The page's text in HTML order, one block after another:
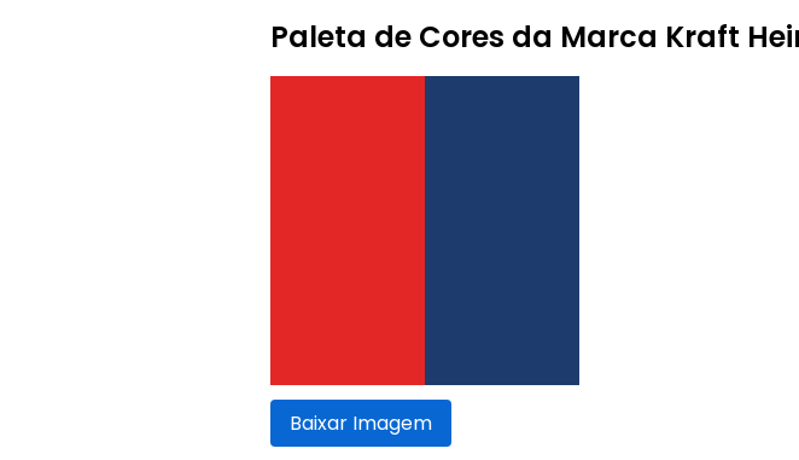
Paleta de Cores da Marca Kraft
Baixar Imagem